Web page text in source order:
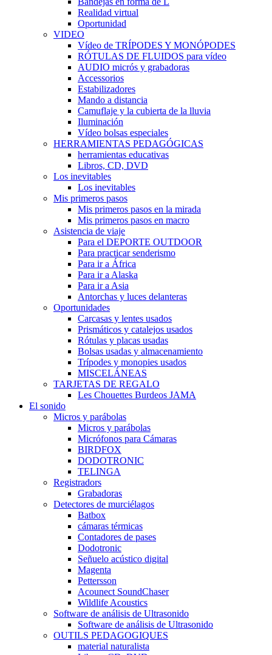
Realidad virtual
Oportunidad
VIDEO
Vídeo de TRÍPODES Y MONÓPODES
RÓTULAS DE FLUIDOS para vídeo
AUDIO micrós y grabadoras
Accessorios
Estabilizadores
Mando a distancia
Camuflaje y la cubierta de la lluvia
Iluminación
Vídeo bolsas especiales
HERRAMIENTAS PEDAGÓGICAS
herramientas educativas
Libros, CD, DVD
Los inevitables
Los inevitables
Mis primeros pasos
Mis primeros pasos en la mirada
Mis primeros pasos en macro
Asistencia de viaje
Para el DEPORTE OUTDOOR
Para practicar senderismo
Para ir a África
Para ir a Alaska
Para ir a Asia
Antorchas y luces delanteras
Oportunidades
Carcasas y lentes usados
Prismáticos y catalejos usados
Rótulas y placas usadas
Bolsas usadas y almacenamiento
Trípodes y monopies usados
MISCELÁNEAS
TARJETAS DE REGALO
Les Chouettes Burdeos JAMA
El sonido
Micros y parábolas
Micros y parábolas
Micrófonos para Cámaras
BIRDFOX
DODOTRONIC
TELINGA
Registradors
Grabadoras
Detectores de murciélagos
Batbox
cámaras térmicas
Contadores de pases
Dodotronic
Señuelo acústico digital
Magenta
Pettersson
Acounect SoundChaser
Wildlife Acoustics
Software de análisis de Ultrasonido
Software de análisis de Ultrasonido
OUTILS PEDAGOGIQUES
material naturalista